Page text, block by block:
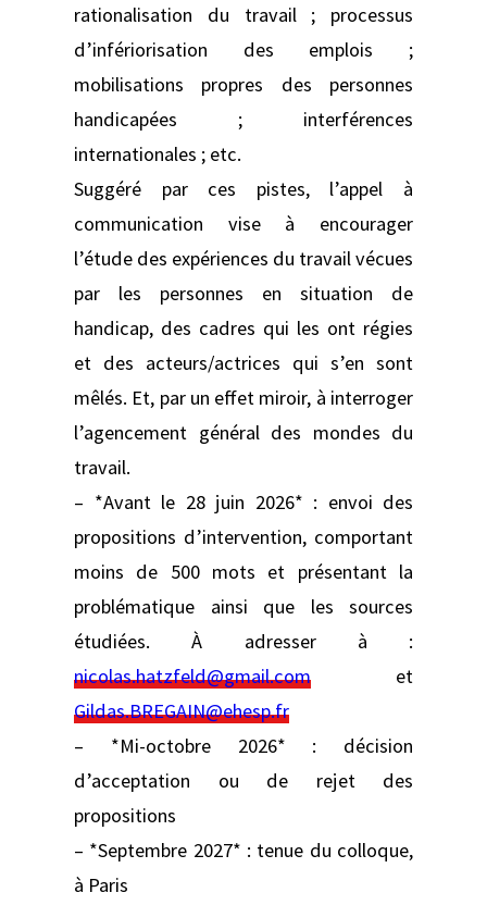
rationalisation du travail ; processus
d’infériorisation des emplois ;
mobilisations propres des personnes
handicapées ; interférences
internationales ; etc.
Suggéré par ces pistes, l’appel à
communication vise à encourager
l’étude des expériences du travail vécues
par les personnes en situation de
handicap, des cadres qui les ont régies
et des acteurs/actrices qui s’en sont
mêlés. Et, par un effet miroir, à interroger
l’agencement général des mondes du
travail.
– *Avant le 28 juin 2026* : envoi des
propositions d’intervention, comportant
moins de 500 mots et présentant la
problématique ainsi que les sources
étudiées. À adresser à :
nicolas.hatzfeld@gmail.com et
Gildas.BREGAIN@ehesp.fr
– *Mi-octobre 2026* : décision
d’acceptation ou de rejet des
propositions
– *Septembre 2027* : tenue du colloque,
à Paris